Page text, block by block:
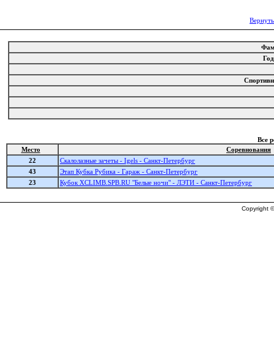
Все
Место
Соревнования
22
Скалолазные зачеты - Igels - Санкт-Петербург
43
Этап Кубка Рубика - Гараж - Санкт-Петербург
23
Кубок XCLIMB.SPB.RU "Белые ночи" - ЛЭТИ - Санкт-Петербург
Copyright